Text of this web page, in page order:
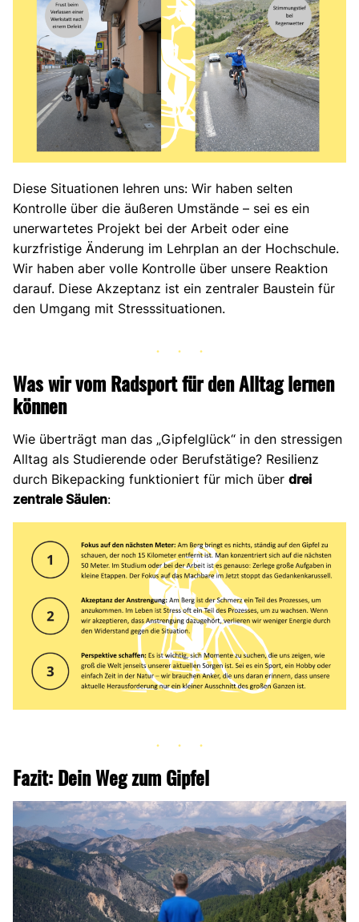
Diese Situationen lehren uns: Wir haben selten
Kontrolle über die äußeren Umstände – sei es ein
unerwartetes Projekt bei der Arbeit oder eine
kurzfristige Änderung im Lehrplan an der Hochschule.
Wir haben aber volle Kontrolle über unsere Reaktion
darauf. Diese Akzeptanz ist ein zentraler Baustein für
den Umgang mit Stresssituationen.
Was wir vom Radsport für den Alltag lernen
können
Wie überträgt man das „Gipfelglück“ in den stressigen
Alltag als Studierende oder Berufstätige? Resilienz
durch Bikepacking funktioniert für mich über drei
zentrale Säulen:
Fazit: Dein Weg zum Gipfel